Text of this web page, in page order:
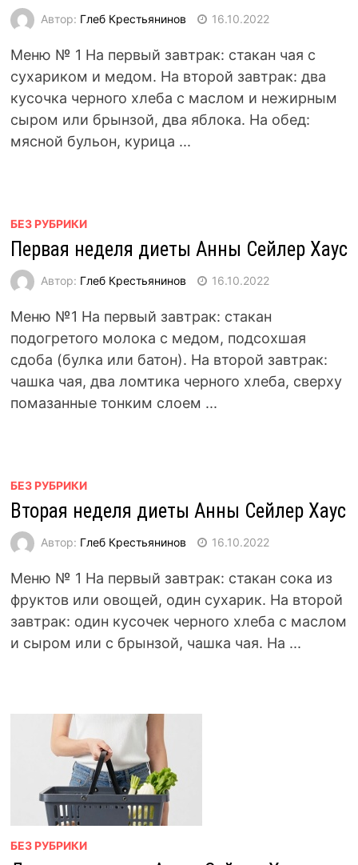
Автор: Глеб Крестьянинов 16.10.2022
Меню № 1 На первый завтрак: стакан чая с
сухариком и медом. На второй завтрак: два
кусочка черного хлеба с маслом и нежирным
сыром или брынзой, два яблока. На обед:
мясной бульон, курица ...
БЕЗ РУБРИКИ
Первая неделя диеты Анны Сейлер Хаус
Автор: Глеб Крестьянинов 16.10.2022
Меню №1 На первый завтрак: стакан
подогретого молока с медом, подсохшая
сдоба (булка или батон). На второй завтрак:
чашка чая, два ломтика черного хлеба, сверху
помазанные тонким слоем ...
БЕЗ РУБРИКИ
Вторая неделя диеты Анны Сейлер Хаус
Автор: Глеб Крестьянинов 16.10.2022
Меню № 1 На первый завтрак: стакан сока из
фруктов или овощей, один сухарик. На второй
завтрак: один кусочек черного хлеба с маслом
и сыром или с брынзой, чашка чая. На ...
БЕЗ РУБРИКИ